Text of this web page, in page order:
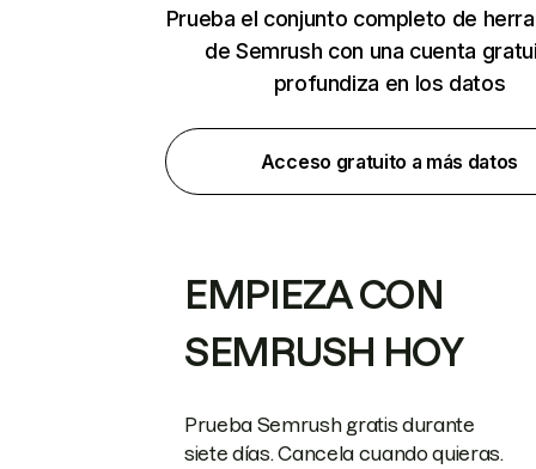
Prueba el conjunto completo de
de Semrush con una cuenta
profundiza en los datos
Acceso gratuito a más datos
EMPIEZA CON
SEMRUSH HOY
Prueba Semrush gratis durante
siete días. Cancela cuando quieras.